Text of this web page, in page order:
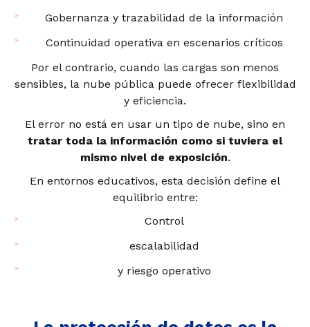
Gobernanza y trazabilidad de la información
Continuidad operativa en escenarios críticos
Por el contrario, cuando las cargas son menos
sensibles, la nube pública puede ofrecer flexibilidad
y eficiencia.
El error no está en usar un tipo de nube, sino en
tratar toda la información como si tuviera el
mismo nivel de exposición.
En entornos educativos, esta decisión define el
equilibrio entre:
Control
escalabilidad
y riesgo operativo